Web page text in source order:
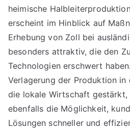
heimische
erscheint im Hinblick auf
Erhebung von Zoll bei
besonders attraktiv, die den
Technologien erschwert
Verlagerung der Produktion
die lokale Wirtschaft gestärkt,
ebenfalls die Möglichkeit,
Lösungen schneller und